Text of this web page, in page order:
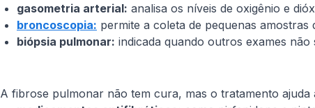
gasometria arterial: analisa os níveis de oxigênio e
broncoscopia: permite a coleta de pequenas amostras
biópsia pulmonar: indicada quando outros exames
A fibrose pulmonar não tem cura, mas o tratamento